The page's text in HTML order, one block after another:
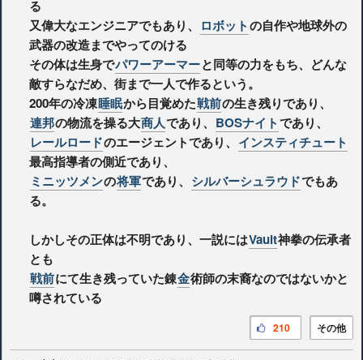
る
又偉大なエンジニアでもあり、 ロボットの自作や地球外の
武器の改造までやってのける
その体は生身でパワーアーマーと同等の力をもち、どんな
敵すらなだめ、街まで一人で作るという。
200年の冷凍睡眠から目覚めた戦前の生き残りであり、
連邦の物流を操る大商人であり、 BOSナイトであり、
レールロードのエージェントであり、 インスティチュート
最高指導者の側近であり、
ミニッツメンの将軍であり、 シルバーシュラウドでもあ
る。
しかしその正体は不明であり、一説にはVault神拳の伝承者
とも
戦前にて生き残っていた錬金術師の末裔なのではないかと
噂されている
その他
210